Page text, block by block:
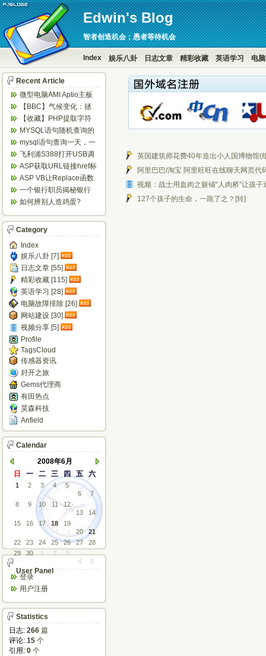
Edwin's Blog
智者创造机会；愚者等待机会
Index 娱乐八卦 日志文章 精彩收藏 英语学习 电
英国建筑师花费40年造出小人国博物馆(
阿里巴巴/淘宝 阿里旺旺在线聊天网页代
视频：战士用血肉之躯铺“人肉桥”让孩子
127个孩子的生命，一跪了之？[转]
Recent Article
微型电脑AMI Aptio主板
BIOS设置定时开机...
【BBC】气候变化：拯
救地球，6个你意想不到
的方法...
【收藏】PHP提取字符
串中的数字
MYSQL语句随机查询的
实现方法
mysql语句查询一天，一
周等隔日数据
飞利浦S388打开USB调
试方法
ASP获取URL链接href标
签的值
ASP VB让Replace函数
替换不区分大小写 ...
一个银行职员揭秘银行
闹钱荒内幕
如何辨别人造鸡蛋?
Category
Index
娱乐八卦 [7]
日志文章 [55]
精彩收藏 [115]
英语学习 [28]
电脑故障排除 [26]
网站建设 [30]
视频分享 [5]
Profile
TagsCloud
传感器资讯
封开之旅
Gems代理商
有田热点
昊森科技
Anfield
Calendar
2008年6月
日
一 二 三 四 五 六
1 2 3 4
5
6
7
8
9 10 11
12
13
14
15
16 17 18
19
20
21
22
23 24 25 26 27
28
29
30 1 2
3
4
5
User Panel
登录
用户注册
Statistics
日志: 266 篇
评论: 15 个
引用: 0 个